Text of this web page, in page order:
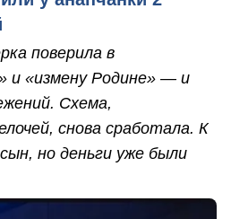
поверила в
и «измену Родине» — и
Схема,
снова сработала. К
но деньги уже были